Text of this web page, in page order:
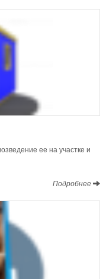
ее на участке и
Подробнее